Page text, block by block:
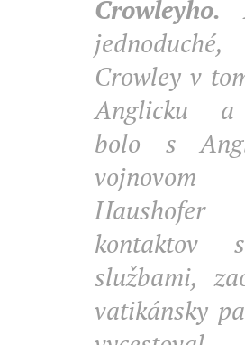
Crowleyho.
Crowley v
Anglicku a
bolo s
kontaktov
službami,
vatikánsky